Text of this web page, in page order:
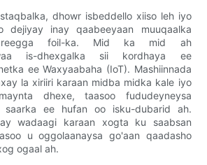
dhowr isbeddello xiiso leh iyo
dejiyay inay qaabeeyaan muuqaalka
foil-ka. Mid ka mid ah
is-dhexgalka sii kordhaya ee
ee Waxyaabaha (IoT). Mashiinnada
la xiriiri karaan midba midka kale iyo
dhexe, taasoo fududeyneysa
saarka ee hufan oo isku-dubarid ah.
wadaagi karaan xogta ku saabsan
u oggolaanaysa go'aan qaadasho
ogaal ah.